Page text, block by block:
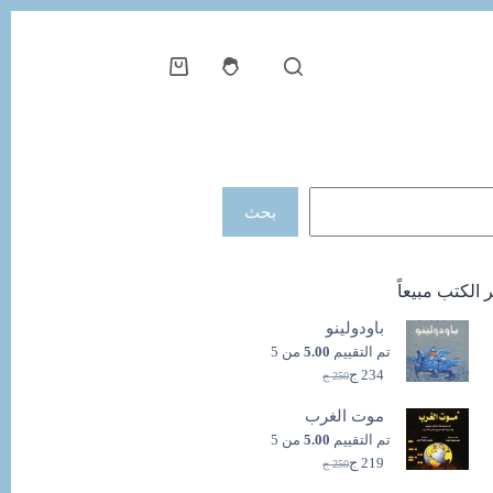
عربة
بحث
الكتب مبيعاً
باودولينو
تم التقييم 5.00 من 5
250 ج
السعر
هو:
250 ج.
234 ج
السعر
هو:
234 ج.
موت الغرب
تم التقييم 5.00 من 5
250 ج
السعر 219 ج
السعر